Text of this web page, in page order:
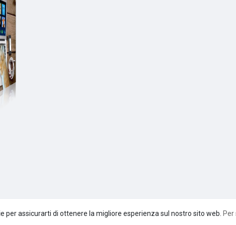
per assicurarti di ottenere la migliore esperienza sul nostro sito web. Per